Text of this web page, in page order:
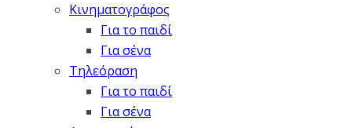
Κινηματογράφος
Για το παιδί
Για σένα
Τηλεόραση
Για το παιδί
Για σένα